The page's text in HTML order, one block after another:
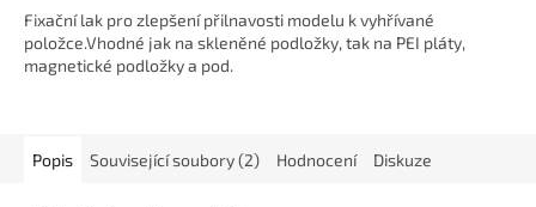
z
hvězdiček.
Fixační lak pro zlepšení přilnavosti modelu k vyhřívané
položce.Vhodné jak na skleněné podložky, tak na PEI pláty,
magnetické podložky a pod.
Popis Související soubory (2) Hodnocení Diskuze